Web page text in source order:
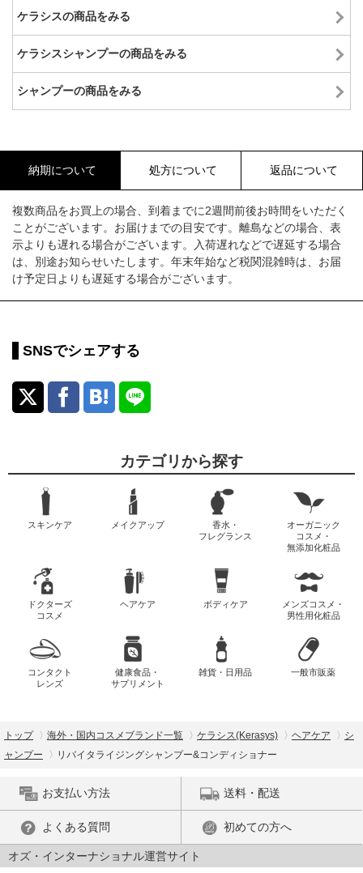
ケラシスの商品をみる
ケラシスシャンプーの商品をみる
シャンプーの商品をみる
納期について 処方について 返品について
複数商品をお買上の場合、到着までに2週間前後お時間をいただく
ことがございます。お届けまでの目安です。離島などの場合、表
示よりも遅れる場合がございます。入荷遅れなどで遅延する場合
は、別途お知らせいたします。年末年始など税関混雑時は、お届
け予定日よりも遅延する場合がございます。
SNSでシェアする
カテゴリから探す
スキンケア メイクアップ
香水・
フレグランス
オーガニック
コスメ・
無添加化粧品
ドクターズ
コスメ
ヘアケア ボディケア
メンズコスメ・
男性用化粧品
コンタクト
レンズ
健康食品・
サプリメント
雑貨・日用品 一般市販薬
トップ 海外・国内コスメブランド一覧 ケラシス(Kerasys) ヘアケア
シ
ャンプー
リバイタライジングシャンプー&コンディショナー
お支払い方法 送料・配送
よくある質問 初めての方へ
オズ・インターナショナル運営サイト